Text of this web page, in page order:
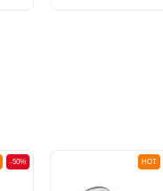
-50% HOT